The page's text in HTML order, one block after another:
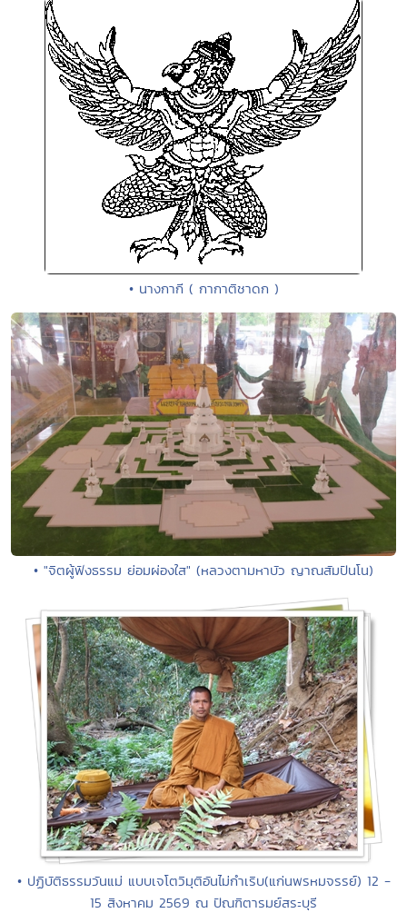
• นางกากี ( กากาติชาดก )
• "จิตผู้ฟังธรรม ย่อมผ่องใส" (หลวงตามหาบัว ญาณสัมปันโน)
• ปฏิบัติธรรมวันแม่ แบบเจโตวิมุติอันไม่กำเริบ(แก่นพรหมจรรย์) 12 -
15 สิงหาคม 2569 ณ ปัณฑิตารมย์สระบุรี